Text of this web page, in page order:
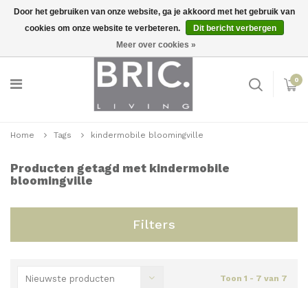
Inloggen
0
Home Tags kindermobile bloomingville
Producten getagd met kindermobile
bloomingville
Filters
Nieuwste producten Toon 1 - 7 van 7
Door het gebruiken van onze website, ga je akkoord met het gebruik van
cookies om onze website te verbeteren.
Dit bericht verbergen
Meer over cookies »